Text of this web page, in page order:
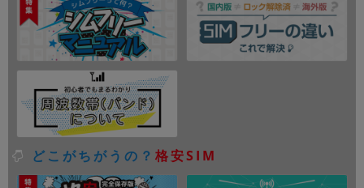
どこがちがうの？ 格安SIM